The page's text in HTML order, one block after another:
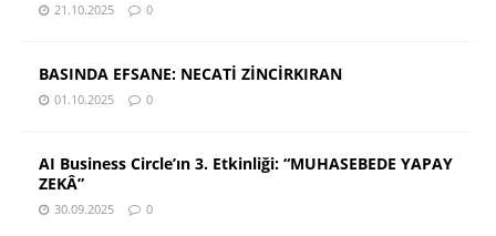
21.10.2025 0
BASINDA EFSANE: NECATİ ZİNCİRKIRAN
01.10.2025 0
AI Business Circle’ın 3. Etkinliği: “MUHASEBEDE YAPAY
ZEKÂ”
30.09.2025 0